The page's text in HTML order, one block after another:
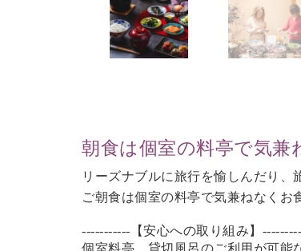
朝食は個室の料亭で気兼
リーズナブルに旅行を愉しんだり、
ご朝食は個室の料亭で気兼ねなくお
-----------【安心への取り組み】
個室料亭、貸切風呂のご利用が可能